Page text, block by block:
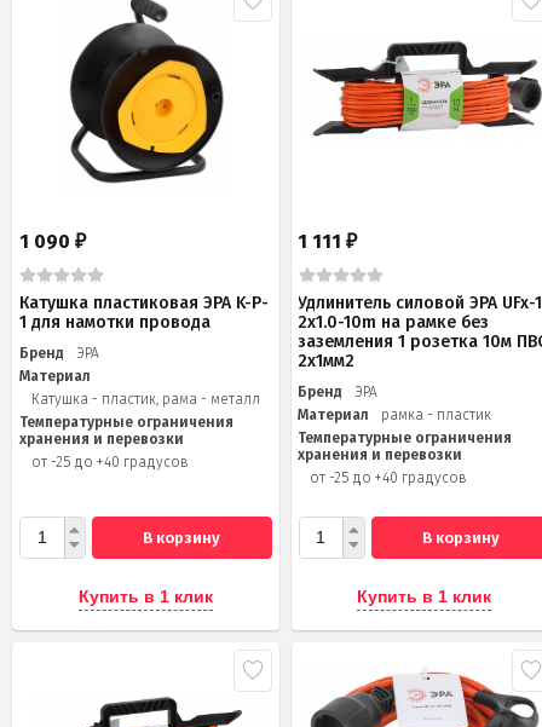
1 090 ₽
Катушка пластиковая ЭРА K-P-
1 для намотки провода
Бренд
ЭРА
Материал
Катушка - пластик, рама - металл
Температурные ограничения
хранения и перевозки
от -25 до +40 градусов
В корзину
Купить в 1 клик
1 111₽
Удлинитель силовой ЭРА UFx-
2x1.0-10m на рамке без
заземления 1 розетка 10м
2х1мм2
Бренд
ЭРА
Материал
рамка - пластик
Температурные ограничения
хранения и перевозки
от -25 до +40 градусов
В корзину
Купить в 1 клик